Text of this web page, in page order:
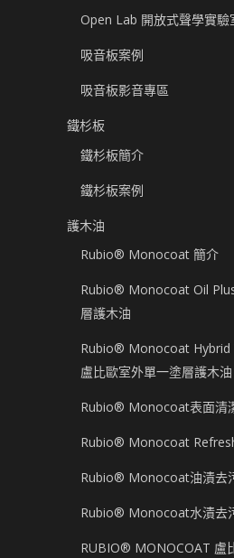
Open Lab 開放式聲學實驗
吸音板案例
吸音板影音專區
鐵杉板
鐵杉板簡介
鐵杉板案例
護木油
Rubio® Monocoat 簡介
Rubio® Monocoat Oil
層護木油
Rubio® Monocoat
盧比歐室外單一塗層護木油
Rubio® Monocoat表面清
Rubio® Monocoat
Rubio® Monocoat油漬去
Rubio® Monocoat水漬去
RUBIO® MONOCOAT 盧